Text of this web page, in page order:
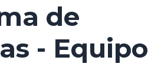
de
- Equipo